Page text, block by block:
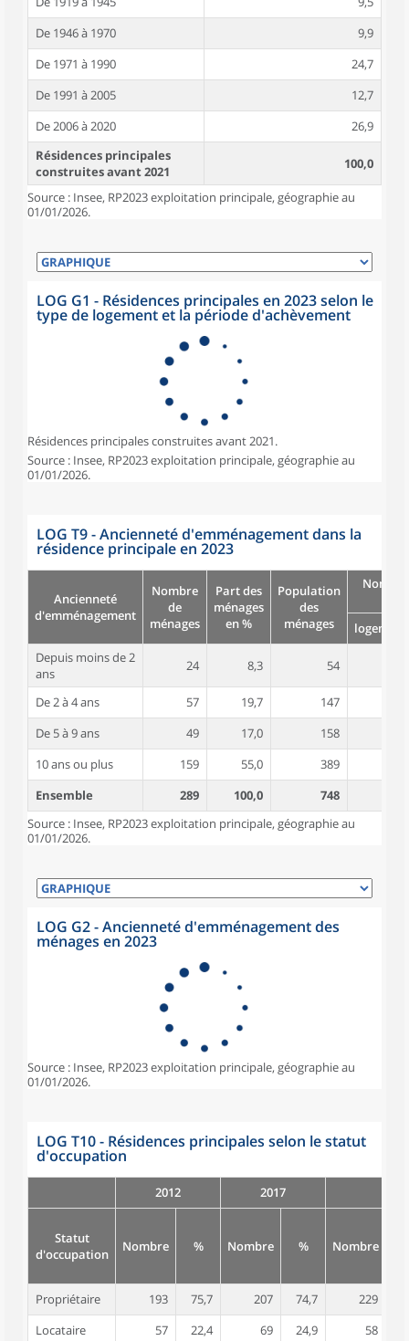
De 1946 à 1970
9,9
De 1971 à 1990
24,7
De 1991 à 2005
12,7
De 2006 à 2020
26,9
Résidences principales
construites avant 2021
100,0
Source : Insee, RP2023 exploitation principale, géographie au
01/01/2026.
LOG G1 - Résidences principales en 2023 selon le
type de logement et la période d'achèvement
Résidences principales construites avant 2021.
Source : Insee, RP2023 exploitation principale, géographie au
01/01/2026.
LOG T9 - Ancienneté d'emménagement dans la
résidence principale en 2023
Ancienneté
d'emménagement
Nombre
de
ménages
Part des
ménages
en %
Population
des
ménages
logement
Depuis moins de 2
ans
24 8,3 54
De 2 à 4 ans 57 19,7 147
De 5 à 9 ans
49 17,0 158
10 ans ou plus
159 55,0 389
Ensemble
289 100,0 748
Source : Insee, RP2023 exploitation principale, géographie au
01/01/2026.
LOG G2 - Ancienneté d'emménagement des
ménages en 2023
Source : Insee, RP2023 exploitation principale, géographie au
01/01/2026.
LOG T10 - Résidences principales selon le statut
d'occupation
2012 2017
Statut
d'occupation
Nombre % Nombre % Nombre
Propriétaire 193 75,7 207 74,7 229
Locataire
57 22,4 69 24,9 58